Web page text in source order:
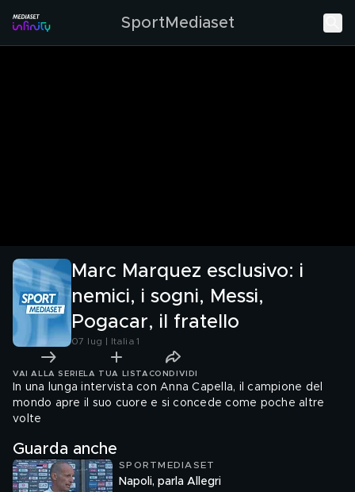
SportMediaset
Marc Marquez esclusivo: i
nemici, i sogni, Messi,
Pogacar, il fratello
07 lug | Italia 1
VAI ALLA SERIE LA TUA LISTA CONDIVIDI
In una lunga intervista con Anna Capella, il campione del
mondo apre il suo cuore e si concede come poche altre
volte
Guarda anche
SPORTMEDIASET
Napoli, parla Allegri